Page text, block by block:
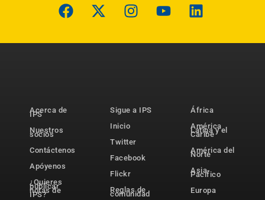
Acerca de
IPS
Nuestros
socios
Contáctenos
Apóyenos
¿Quieres
publicar
notas de
IPS?
Sigue a IPS
Inicio
Twitter
Facebook
Flickr
Reglas de
comunidad
África
América
Latina y el
Caribe
América del
Norte
Asia-
Pacífico
Europa